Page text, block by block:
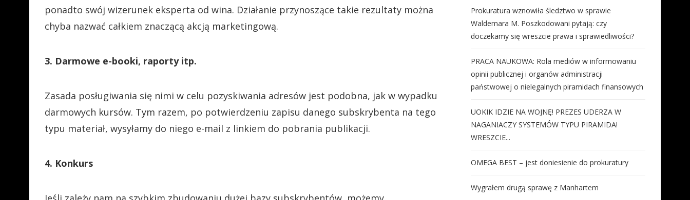
ponadto swój wizerunek eksperta od wina. Działanie przynoszące takie rezultaty można
chyba nazwać całkiem znaczącą akcją marketingową.
3. Darmowe e-booki, raporty itp.
Zasada posługiwania się nimi w celu pozyskiwania adresów jest podobna, jak w wypadku
darmowych kursów. Tym razem, po potwierdzeniu zapisu danego subskrybenta na tego
typu materiał, wysyłamy do niego e-mail z linkiem do pobrania publikacji.
4. Konkurs
Prokuratura wznowiła śledztwo w sprawie
Waldemara M. Poszkodowani pytają: czy
doczekamy się wreszcie prawa i sprawiedliwości?
PRACA NAUKOWA: Rola mediów w informowaniu
opinii publicznej i organów administracji
państwowej o nielegalnych piramidach finansowych
UOKIK IDZIE NA WOJNĘ! PREZES UDERZA W
NAGANIACZY SYSTEMÓW TYPU PIRAMIDA!
WRESZCIE...
OMEGA BEST – jest doniesienie do prokuratury
Wygrałem drugą sprawę z Manhartem